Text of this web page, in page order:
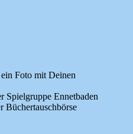
Foto mit Deinen
Spielgruppe Ennetbaden
Büchertauschbörse